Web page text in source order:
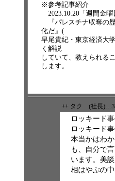
※参考記事紹介
2023.10.20「週間金曜
『パレスチナ収奪の
化だ』(
早尾貴紀・東京経済大
く解説
していて、教えられる
します。
++ タク (社長
ロッキード
ロッキード
本当かはわ
も、自分で
います。美
相はやぶの